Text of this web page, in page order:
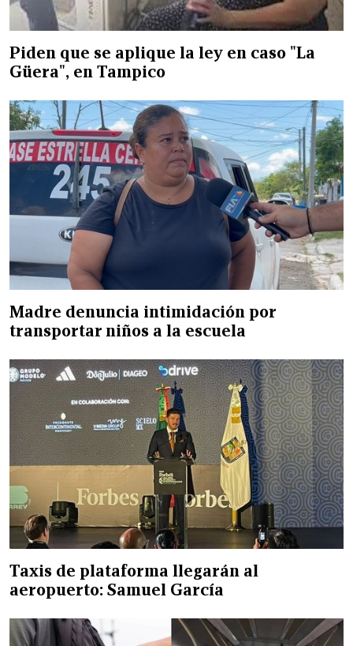
Piden que se aplique la ley en caso "La
Güera", en Tampico
Madre denuncia intimidación por
transportar niños a la escuela
Taxis de plataforma llegarán al
aeropuerto: Samuel García